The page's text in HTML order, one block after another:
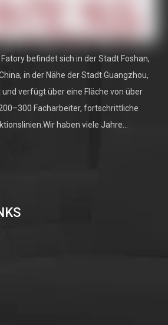
Look erzielen.
für Wohnzimmer geeignet?
passen wunderbar hinter Sofas
auch Stil für Lebensbereiche.
Informationen oder erhalten
für maßgeschneiderte Empfehlungen
Balance zwischen Eleganz und
befindet sich in der Stadt Foshan,
in der Nähe der Stadt Guangzhou,
verfügt über eine Fläche von über
Facharbeiter, fortschrittliche
haben viele Jahre...